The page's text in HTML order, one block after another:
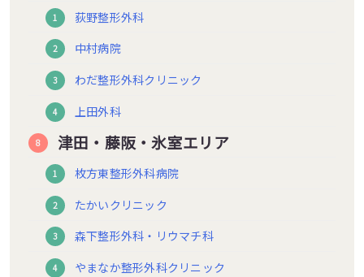
荻野整形外科
中村病院
わだ整形外科クリニック
上田外科
津田・藤阪・氷室エリア
枚方東整形外科病院
たかいクリニック
森下整形外科・リウマチ科
やまなか整形外科クリニック